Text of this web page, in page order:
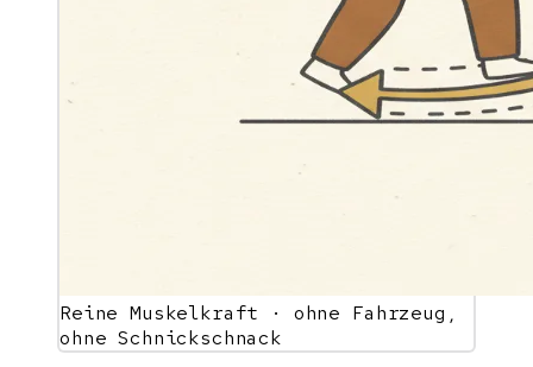
Reine Muskelkraft · ohne Fahrzeug,
ohne Schnickschnack